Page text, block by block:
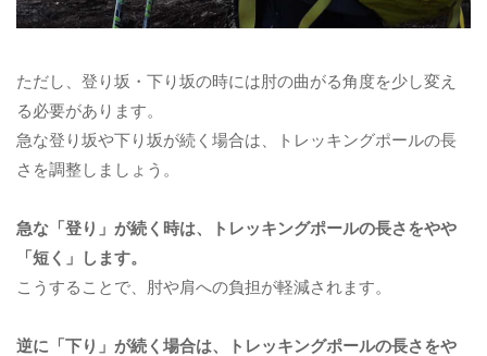
ただし、登り坂・下り坂の時には肘の曲がる角度を少し変え
る必要があります。
急な登り坂や下り坂が続く場合は、トレッキングポールの長
さを調整しましょう。
急な「登り」が続く時は、トレッキングポールの長さをやや
「短く」します。
こうすることで、肘や肩への負担が軽減されます。
逆に「下り」が続く場合は、トレッキングポールの長さをや